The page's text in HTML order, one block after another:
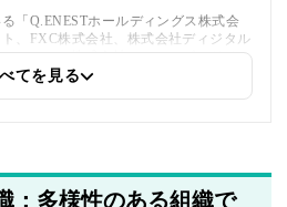
「Q.ENESTホールディングス株式会
、FXC株式会社、株式会社ディジタル
、アルー株式会社、テュフズードジャ
クを追加しました
てを見る
：多様性のある組織で